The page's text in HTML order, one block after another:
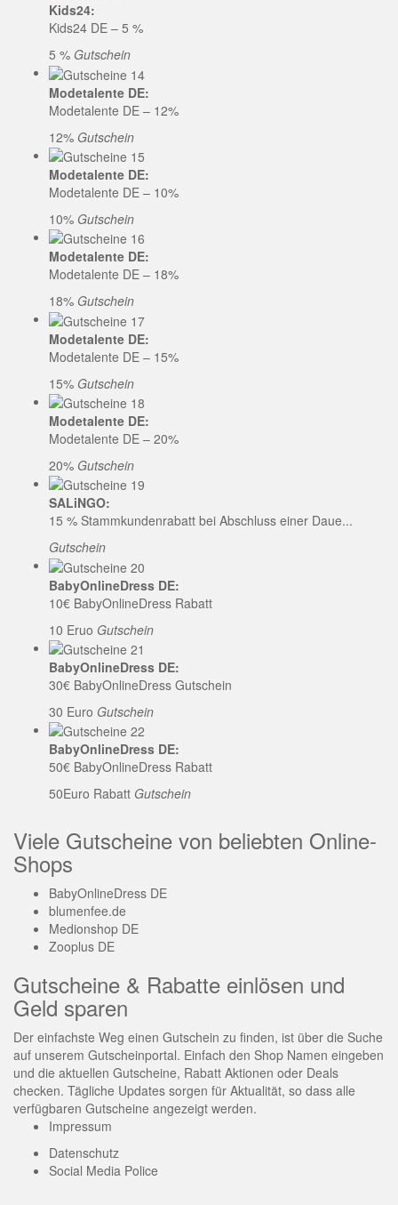
Kids24:
Kids24 DE – 5 %
5 % Gutschein
Modetalente DE:
Modetalente DE – 12%
12% Gutschein
Modetalente DE:
Modetalente DE – 10%
10% Gutschein
Modetalente DE:
Modetalente DE – 18%
18% Gutschein
Modetalente DE:
Modetalente DE – 15%
15% Gutschein
Modetalente DE:
Modetalente DE – 20%
20% Gutschein
SALiNGO:
15 % Stammkundenrabatt bei Abschluss einer Daue...
Gutschein
BabyOnlineDress DE:
10€ BabyOnlineDress Rabatt
10 Eruo Gutschein
BabyOnlineDress DE:
30€ BabyOnlineDress Gutschein
30 Euro Gutschein
BabyOnlineDress DE:
50€ BabyOnlineDress Rabatt
50Euro Rabatt Gutschein
Viele Gutscheine von beliebten Online-
Shops
BabyOnlineDress DE
blumenfee.de
Medionshop DE
Zooplus DE
Gutscheine & Rabatte einlösen und
Geld sparen
Der einfachste Weg einen Gutschein zu finden, ist über die Suche
auf unserem Gutscheinportal. Einfach den Shop Namen eingeben
und die aktuellen Gutscheine, Rabatt Aktionen oder Deals
checken. Tägliche Updates sorgen für Aktualität, so dass alle
verfügbaren Gutscheine angezeigt werden.
Impressum
Datenschutz
Social Media Police